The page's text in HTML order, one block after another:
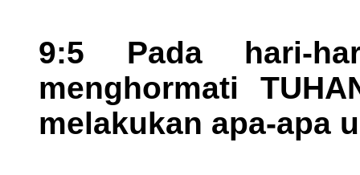
9:5 Pada hari-
menghormati
melakukan apa-apa